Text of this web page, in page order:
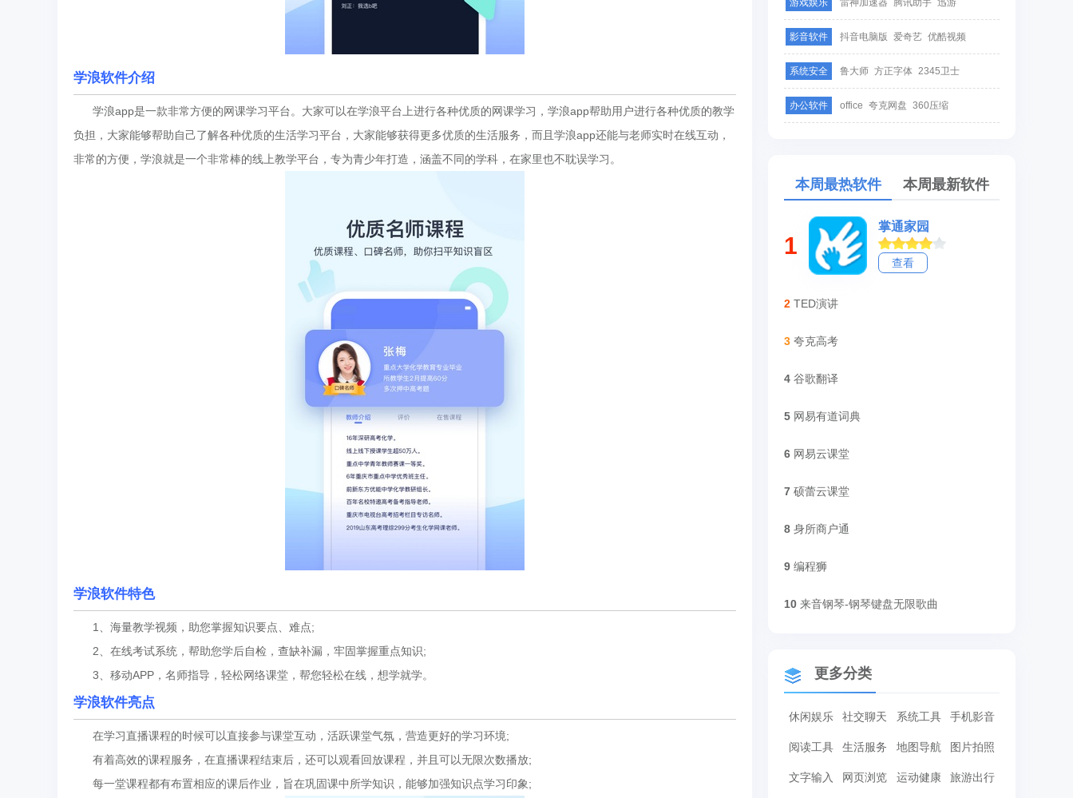
学浪软件介绍
学浪app是一款非常方便的网课学习平台。大家可以在学浪平台上进行各种优质的网课学习，学浪app帮助用户进行各种优质的教学
负担，大家能够帮助自己了解各种优质的生活学习平台，大家能够获得更多优质的生活服务，而且学浪app还能与老师实时在线互动，
非常的方便，学浪就是一个非常棒的线上教学平台，专为青少年打造，涵盖不同的学科，在家里也不耽误学习。
学浪软件特色
1、海量教学视频，助您掌握知识要点、难点;
2、在线考试系统，帮助您学后自检，查缺补漏，牢固掌握重点知识;
3、移动APP，名师指导，轻松网络课堂，帮您轻松在线，想学就学。
学浪软件亮点
在学习直播课程的时候可以直接参与课堂互动，活跃课堂气氛，营造更好的学习环境;
有着高效的课程服务，在直播课程结束后，还可以观看回放课程，并且可以无限次数播放;
每一堂课程都有布置相应的课后作业，旨在巩固课中所学知识，能够加强知识点学习印象;
游戏娱乐 雷神加速器 腾讯助手 迅游
影音软件 抖音电脑版 爱奇艺 优酷视频
系统安全 鲁大师 方正字体 2345卫士
办公软件 office 夸克网盘 360压缩
本周最热软件 本周最新软件
1
掌通家园
查看
2 TED演讲
3 夸克高考
4 谷歌翻译
5 网易有道词典
6 网易云课堂
7 硕蕾云课堂
8 身所商户通
9 编程狮
10 来音钢琴-钢琴键盘无限歌曲
更多分类
休闲娱乐 社交聊天 系统工具 手机影音
阅读工具 生活服务 地图导航 图片拍照
文字输入 网页浏览 运动健康 旅游出行